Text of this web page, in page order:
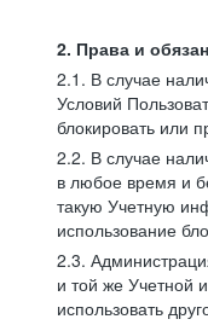
2. Права и
2.1. В случае
Условий
блокировать или
2.2. В случае
в любое время и
такую Учетную
использование
2.3.
и той же Учетной
использовать